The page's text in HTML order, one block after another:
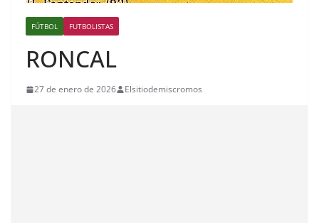
FÚTBOL FUTBOLISTAS
RONCAL
27 de enero de 2026 Elsitiodemiscromos